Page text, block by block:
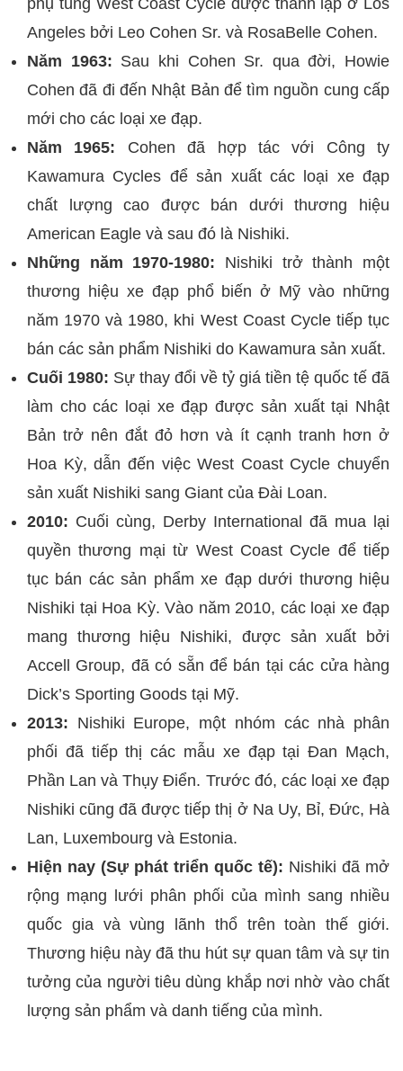
phụ tùng West Coast Cycle được thành lập ở Los
Angeles bởi Leo Cohen Sr. và RosaBelle Cohen.
Năm 1963: Sau khi Cohen Sr. qua đời, Howie
Cohen đã đi đến Nhật Bản để tìm nguồn cung cấp
mới cho các loại xe đạp.
Năm 1965: Cohen đã hợp tác với Công ty
Kawamura Cycles để sản xuất các loại xe đạp
chất lượng cao được bán dưới thương hiệu
American Eagle và sau đó là Nishiki.
Những năm 1970-1980: Nishiki trở thành một
thương hiệu xe đạp phổ biến ở Mỹ vào những
năm 1970 và 1980, khi West Coast Cycle tiếp tục
bán các sản phẩm Nishiki do Kawamura sản xuất.
Cuối 1980: Sự thay đổi về tỷ giá tiền tệ quốc tế đã
làm cho các loại xe đạp được sản xuất tại Nhật
Bản trở nên đắt đỏ hơn và ít cạnh tranh hơn ở
Hoa Kỳ, dẫn đến việc West Coast Cycle chuyển
sản xuất Nishiki sang Giant của Đài Loan.
2010: Cuối cùng, Derby International đã mua lại
quyền thương mại từ West Coast Cycle để tiếp
tục bán các sản phẩm xe đạp dưới thương hiệu
Nishiki tại Hoa Kỳ. Vào năm 2010, các loại xe đạp
mang thương hiệu Nishiki, được sản xuất bởi
Accell Group, đã có sẵn để bán tại các cửa hàng
Dick’s Sporting Goods tại Mỹ.
2013: Nishiki Europe, một nhóm các nhà phân
phối đã tiếp thị các mẫu xe đạp tại Đan Mạch,
Phần Lan và Thụy Điển. Trước đó, các loại xe đạp
Nishiki cũng đã được tiếp thị ở Na Uy, Bỉ, Đức, Hà
Lan, Luxembourg và Estonia.
Hiện nay (Sự phát triển quốc tế): Nishiki đã mở
rộng mạng lưới phân phối của mình sang nhiều
quốc gia và vùng lãnh thổ trên toàn thế giới.
Thương hiệu này đã thu hút sự quan tâm và sự tin
tưởng của người tiêu dùng khắp nơi nhờ vào chất
lượng sản phẩm và danh tiếng của mình.